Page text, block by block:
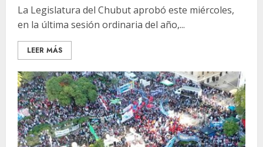
La Legislatura del Chubut aprobó este miércoles,
en la última sesión ordinaria del año,...
LEER MÁS